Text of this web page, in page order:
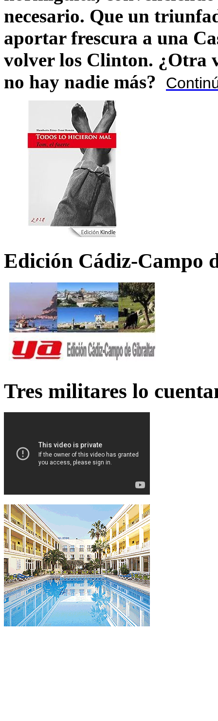
necesario. Que un
aportar frescura a una
volver los Clinton. ¿Otra
no hay nadie más?
Edición Cádiz-Campo
Tres militares lo